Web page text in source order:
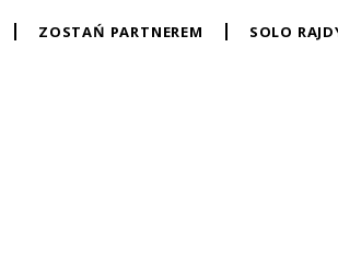
ZOSTAŃ PARTNEREM SOLO